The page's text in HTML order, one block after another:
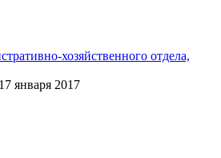
хозяйственного отдела,
17 января 2017